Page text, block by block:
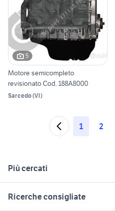
5
Motore semicompleto
revisionato Cod. 188A8000
Sarcedo(VI)
1 2
Più cercati
Ricerche consigliate